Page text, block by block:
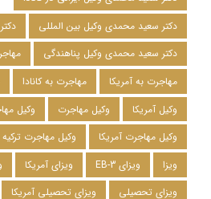
دکتر سعید محمدی وکیل بین المللی
دکتر سعید محمدی وکیل پناهندگی
مهاجرت به آمریکا
مهاجرت به کانادا
وکیل آمریکا
وکیل مهاجرت
وکیل
وکیل مهاجرت آمریکا
وکیل مهاجرت ترکیه
ویزا
ویزای EB-3 ویزای آمریکا
ویزای تحصیلی
ویزای تحصیلی آمریکا